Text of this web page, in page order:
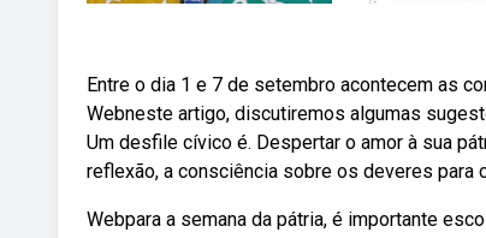
Entre o dia 1 e 7 de setembro acontecem as
Webneste artigo, discutiremos algumas
Um desfile cívico é. Despertar o amor à sua
reflexão, a consciência sobre os deveres para
Webpara a semana da pátria, é importante